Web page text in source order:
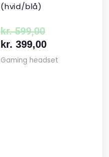
(hvid/blå)
kr.599,00
kr. 399,00
Gaming headset